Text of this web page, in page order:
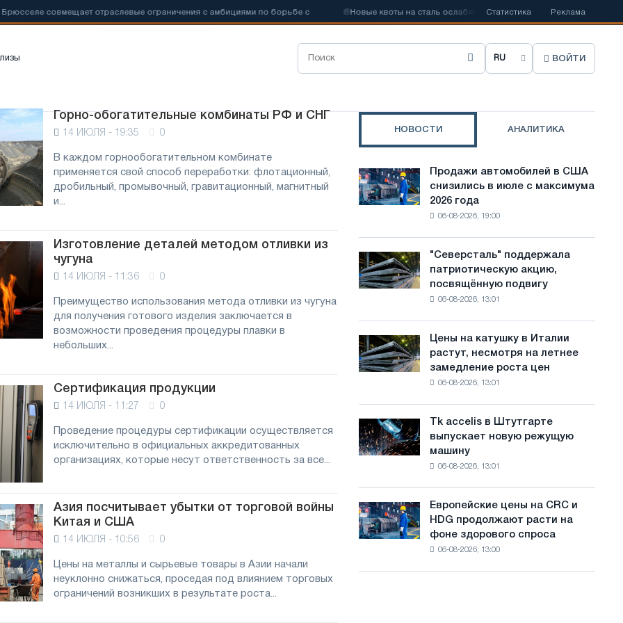
совмещает отраслевые ограничения с амбициями по борьбе с Новые квоты на сталь ослабят конкуренцию в Соединенном
Статистика Реклама
В
б
т
з
ы
к
с
а
й
ВОЙТИ
Горно-обогатительные комбинаты РФ и СНГ
14 ИЮЛЯ - 19:35 0
В каждом горнообогатительном комбинате
применяется свой способ переработки: флотационный,
дробильный, промывочный, гравитационный, магнитный
и...
Изготовление деталей методом отливки из
чугуна
14 ИЮЛЯ - 11:36 0
Преимущество использования метода отливки из чугуна
для получения готового изделия заключается в
возможности проведения процедуры плавки в
небольших...
Сертификация продукции
14 ИЮЛЯ - 11:27 0
Проведение процедуры сертификации осуществляется
исключительно в официальных аккредитованных
организациях, которые несут ответственность за все...
Азия посчитывает убытки от торговой войны
Китая и США
14 ИЮЛЯ - 10:56 0
Цены на металлы и сырьевые товары в Азии начали
неуклонно снижаться, проседая под влиянием торговых
ограничений возникших в результате роста...
НОВОСТИ АНАЛИТИКА
Продажи
автомобилей
в
июле
с
года
Продажи автомобилей в США
снизились в июле с максимума
2026 года
06-08-2026, 19:00
"Северсталь"
поддержала
патриотическую
советской
авиации
Великой
Отечественной
войны
"Северсталь" поддержала
патриотическую акцию,
посвящённую подвигу
06-08-2026, 13:01
Цены
на
катушку
несмотря
на
роста
цен
Цены на катушку в Италии
растут, несмотря на летнее
замедление роста цен
06-08-2026, 13:01
Tk
accelis
в
режущую
машину
Tk accelis в Штутгарте
выпускает новую режущую
машину
06-08-2026, 13:01
Европейские
цены
на
Европейские цены на CRC и
HDG продолжают расти на
фоне здорового спроса
06-08-2026, 13:00